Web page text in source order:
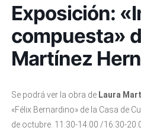
Exposición:
compuesta»
Martínez
Se podrá ver la obra de Laura
«Félix Bernardino» de la Casa de
de octubre. 11:30-14:00 /16:30-